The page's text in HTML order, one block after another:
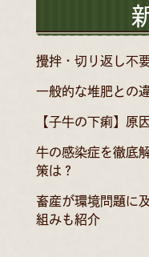
攪拌・切り返し不
一般的な堆肥との
【子牛の下痢】原
牛の感染症を徹底
策は？
畜産が環境問題に
組みも紹介